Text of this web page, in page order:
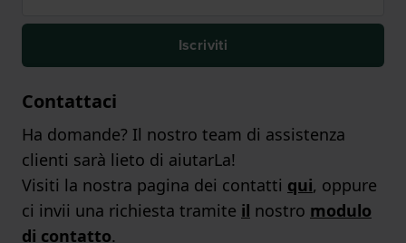
Iscriviti
Contattaci
Ha domande? Il nostro team di assistenza
clienti sarà lieto di aiutarLa!
Visiti la nostra pagina dei contatti qui, oppure
ci invii una richiesta tramite il nostro modulo
di contatto.